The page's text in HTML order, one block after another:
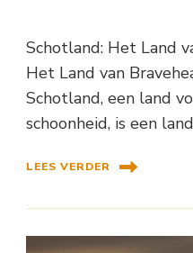
Schotland: Het Land
Het Land van
Schotland, een land
schoonheid, is een
LEES VERDER